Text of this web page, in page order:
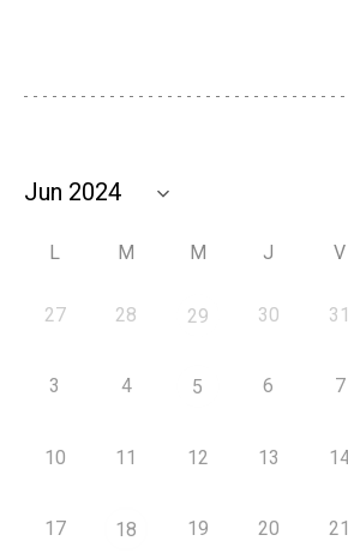
L M M J V
27 28 29 30 31
3 4 5 6 7
10 11 12 13
17 18 19 20 21